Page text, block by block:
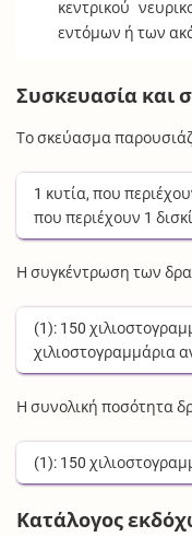
κεντρικού
εντόμων ή των
Συσκευασία και
Το σκεύασμα
1 κυτία, που
που περιέχουν 1
Η συγκέντρωση των
(1): 150
χιλιοστογραμμάρια
Η συνολική ποσότητα
(1): 150
Κατάλογος